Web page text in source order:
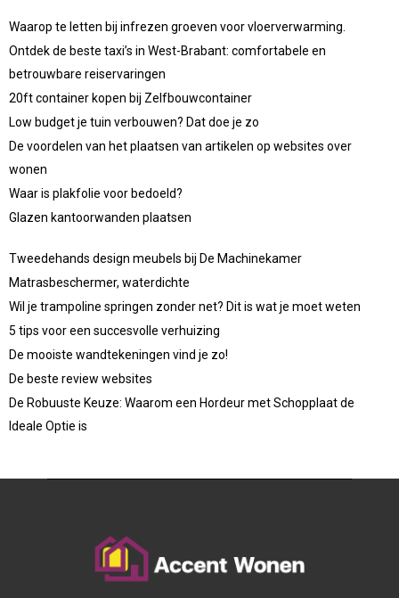
Waarop te letten bij infrezen groeven voor vloerverwarming.
Ontdek de beste taxi’s in West-Brabant: comfortabele en
betrouwbare reiservaringen
20ft container kopen bij Zelfbouwcontainer
Low budget je tuin verbouwen? Dat doe je zo
De voordelen van het plaatsen van artikelen op websites over
wonen
Waar is plakfolie voor bedoeld?
Glazen kantoorwanden plaatsen
Tweedehands design meubels bij De Machinekamer
Matrasbeschermer, waterdichte
Wil je trampoline springen zonder net? Dit is wat je moet weten
5 tips voor een succesvolle verhuizing
De mooiste wandtekeningen vind je zo!
De beste review websites
De Robuuste Keuze: Waarom een Hordeur met Schopplaat de
Ideale Optie is